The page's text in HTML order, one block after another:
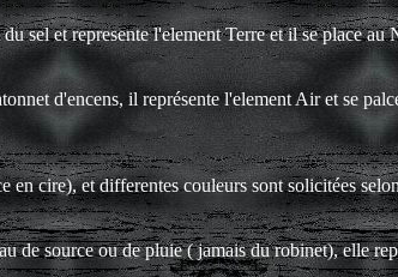
sel et represente l'element Terre et il se place au
d'encens, il représente l'element Air et se
en cire), et differentes couleurs sont solicitées
de source ou de pluie ( jamais du robinet), elle